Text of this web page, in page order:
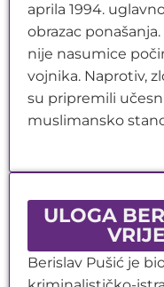
aprila 1994.
obrazac
nije nasumice
vojnika. Naprotiv,
su pripremili
muslimansko
ULOGA
Berislav Pušić je